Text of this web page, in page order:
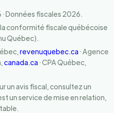
· Données fiscales 2026.
conformité fiscale québécoise
Québec).
revenuquebec.ca · Agence
canada.ca · CPA Québec,
un avis fiscal, consultez un
un service de mise en relation,